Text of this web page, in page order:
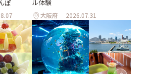
ぽ
ル体験
大阪府 2026.07.31